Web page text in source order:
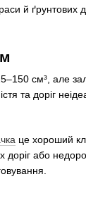
й ґрунтових
см³, але
та доріг
це хороший
доріг або